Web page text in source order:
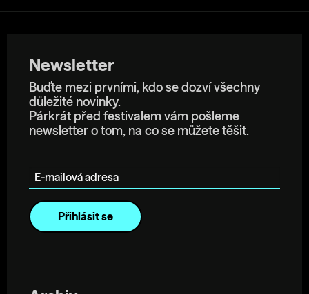
Newsletter
Buďte mezi prvními, kdo se dozví všechny
důležité novinky.
Párkrát před festivalem vám pošleme
newsletter o tom, na co se můžete těšit.